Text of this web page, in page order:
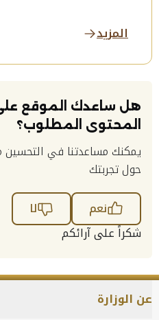
المزيد
هل ساعدك الموقع
المحتوى المطلوب؟
يمكنك مساعدتنا في
حول تجربتك
نعم
لا
شكراً على آرائكم
عن الوزارة